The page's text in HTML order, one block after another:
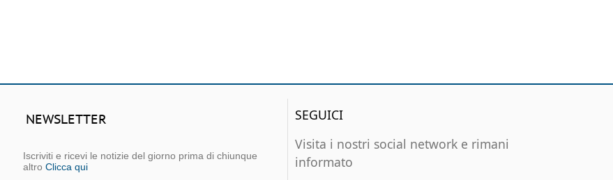
NEWSLETTER
Iscriviti e ricevi le notizie del giorno prima di chiunque
altro Clicca qui
SEGUICI
Visita i nostri social network e rimani
informato